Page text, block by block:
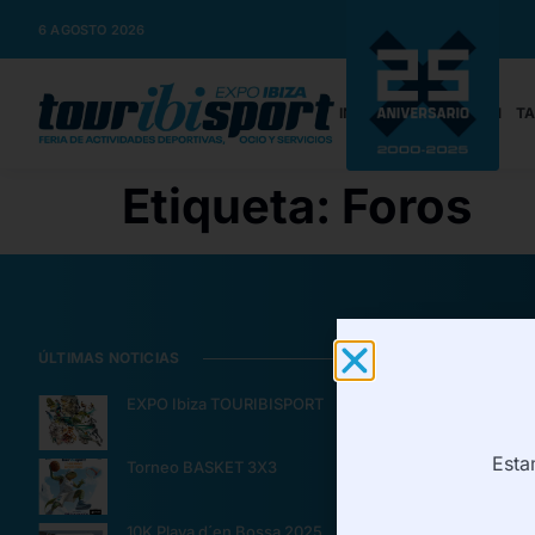
6 AGOSTO 2026
INICIO INFORMACIÓN
Etiqueta: Foros
ÚLTIMAS NOTICIAS
EXPO Ibiza TOURIBISPORT
Torneo BASKET 3X3
10K Playa d´en Bossa 2025